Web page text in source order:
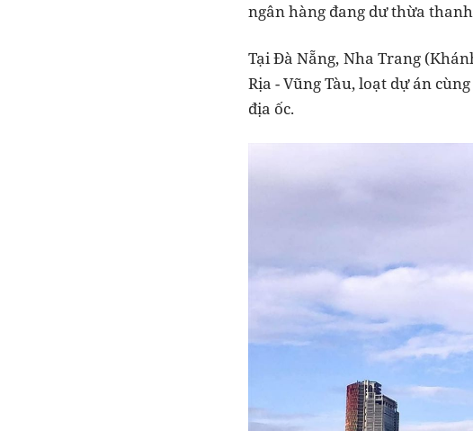
ngân hàng đang dư thừa
Tại Đà Nẵng, Nha Trang
Rịa - Vũng Tàu, loạt dự án
địa ốc.